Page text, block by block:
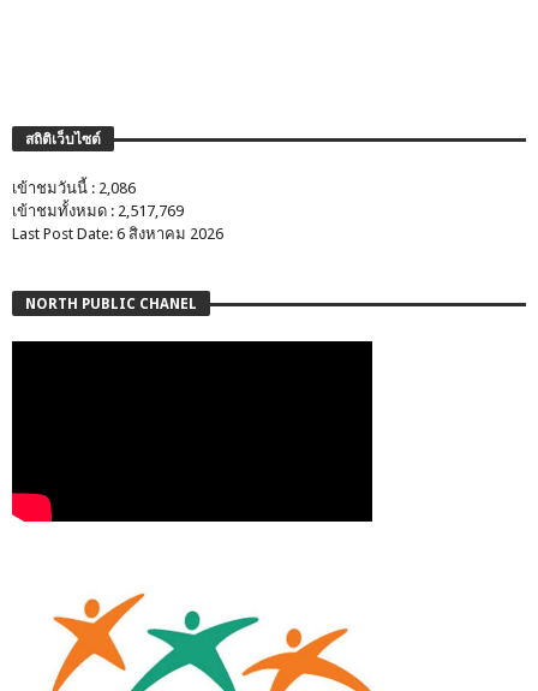
สถิติเว็บไซต์
เข้าชมวันนี้ : 2,086
เข้าชมทั้งหมด : 2,517,769
Last Post Date: 6 สิงหาคม 2026
NORTH PUBLIC CHANEL